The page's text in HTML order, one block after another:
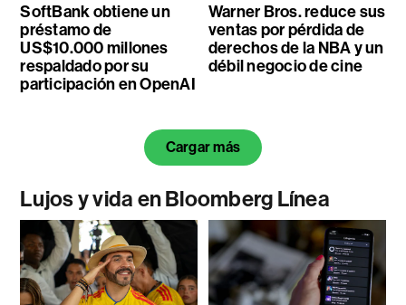
SoftBank obtiene un
préstamo de
US$10.000 millones
respaldado por su
participación en OpenAI
Warner Bros. reduce sus
ventas por pérdida de
derechos de la NBA y un
débil negocio de cine
Cargar más
Lujos y vida en Bloomberg Línea